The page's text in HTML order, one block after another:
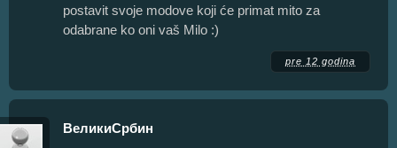
postavit svoje modove koji će primat mito za
odabrane ko oni vaš Milo :)
pre 12 godina
ВеликиСрбин